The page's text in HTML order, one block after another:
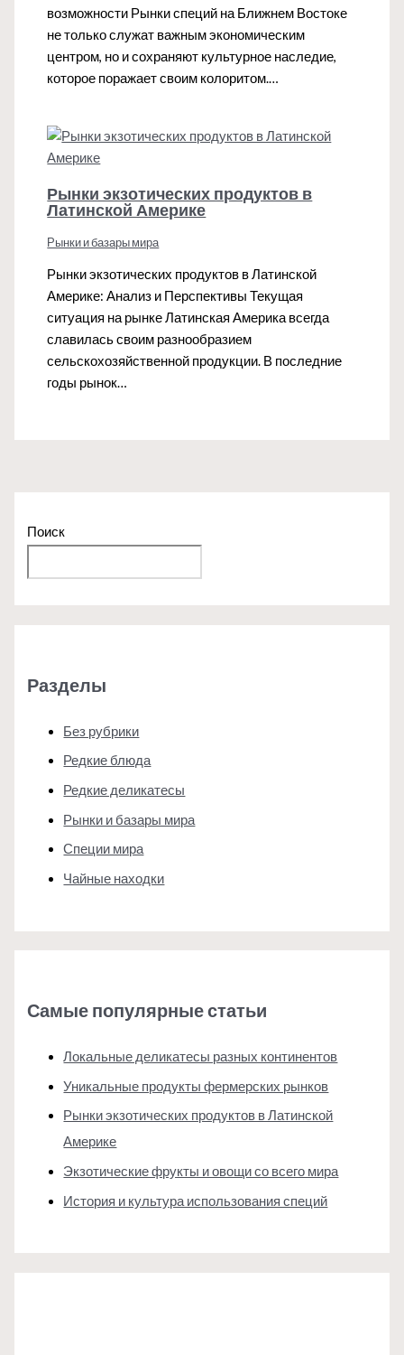
возможности Рынки специй на Ближнем Востоке
не только служат важным экономическим
центром, но и сохраняют культурное наследие,
которое поражает своим колоритом.…
Рынки экзотических продуктов в
Латинской Америке
Рынки и базары мира
Рынки экзотических продуктов в Латинской
Америке: Анализ и Перспективы Текущая
ситуация на рынке Латинская Америка всегда
славилась своим разнообразием
сельскохозяйственной продукции. В последние
годы рынок…
Поиск
Разделы
Без рубрики
Редкие блюда
Редкие деликатесы
Рынки и базары мира
Специи мира
Чайные находки
Самые популярные статьи
Локальные деликатесы разных континентов
Уникальные продукты фермерских рынков
Рынки экзотических продуктов в Латинской
Америке
Экзотические фрукты и овощи со всего мира
История и культура использования специй